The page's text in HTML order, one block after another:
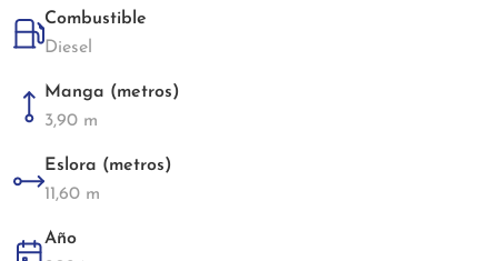
Combustible
Diesel
Manga (metros)
3,90 m
Eslora (metros)
11,60 m
Año